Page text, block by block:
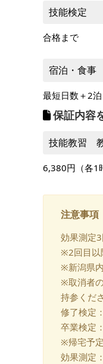
技能検定
合格まで
宿泊・食事
最短日数＋2
保証内容
技能教習
6,380円（各1
注意事項
効果測定
※2回目以
※新潟県
※取消者
持参くだ
修了検定
卒業検定
※帰宅予
効果測定